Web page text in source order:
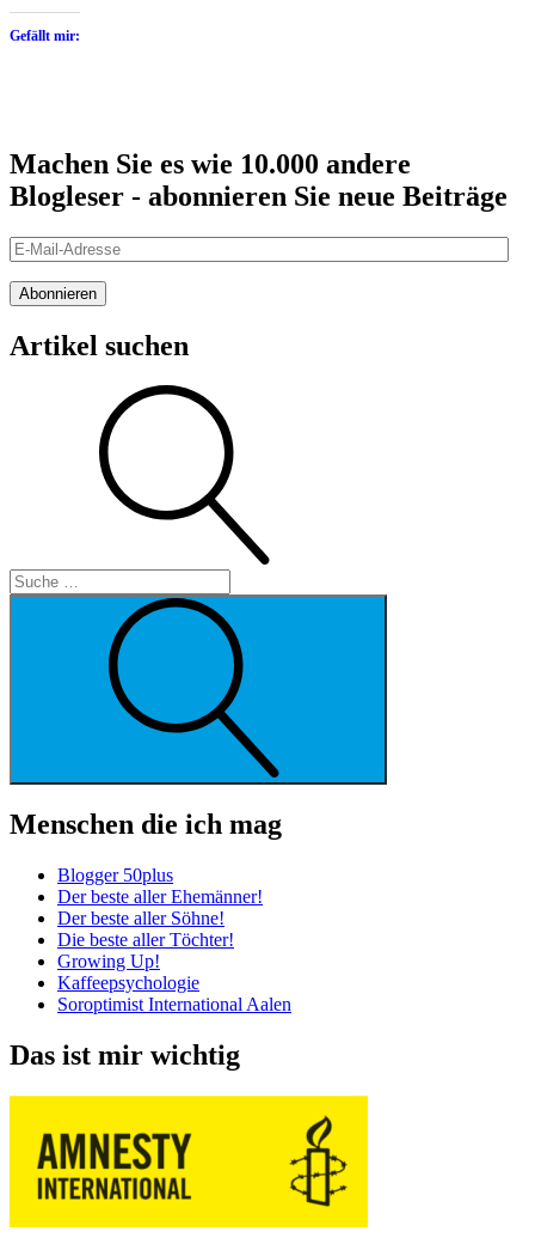
Gefällt mir:
Machen Sie es wie 10.000 andere
Blogleser - abonnieren Sie neue Beiträge
E-
Mail-
Adresse
Abonnieren
Artikel suchen
Menschen die ich mag
Blogger 50plus
Der beste aller Ehemänner!
Der beste aller Söhne!
Die beste aller Töchter!
Growing Up!
Kaffeepsychologie
Soroptimist International Aalen
Das ist mir wichtig